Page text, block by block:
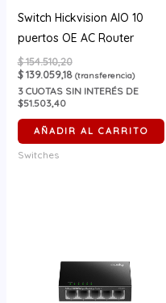
Switch Hickvision AIO 10
puertos OE AC Router
$154.510,20
$139.059,18 (transferencia)
3CUOTAS SIN INTERÉS DE
$51.503,40
AÑADIR AL CARRITO
Switches